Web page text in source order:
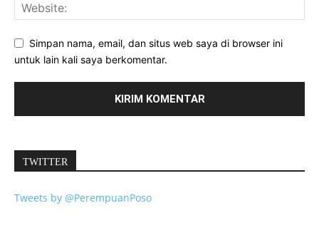
Simpan nama, email, dan situs web saya di browser ini
untuk lain kali saya berkomentar.
TWITTER
Tweets by @PerempuanPoso